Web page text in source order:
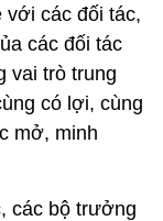
với các đối tác,
các đối tác
vai trò trung
có lợi, cùng
mở, minh
các bộ trưởng